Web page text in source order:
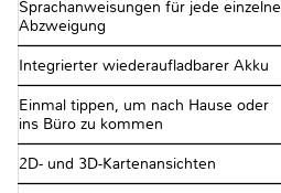
Sprachanweisungen für jede einzelne
Abzweigung
Integrierter wiederaufladbarer Akku
Einmal tippen, um nach Hause oder
ins Büro zu kommen
2D- und 3D-Kartenansichten